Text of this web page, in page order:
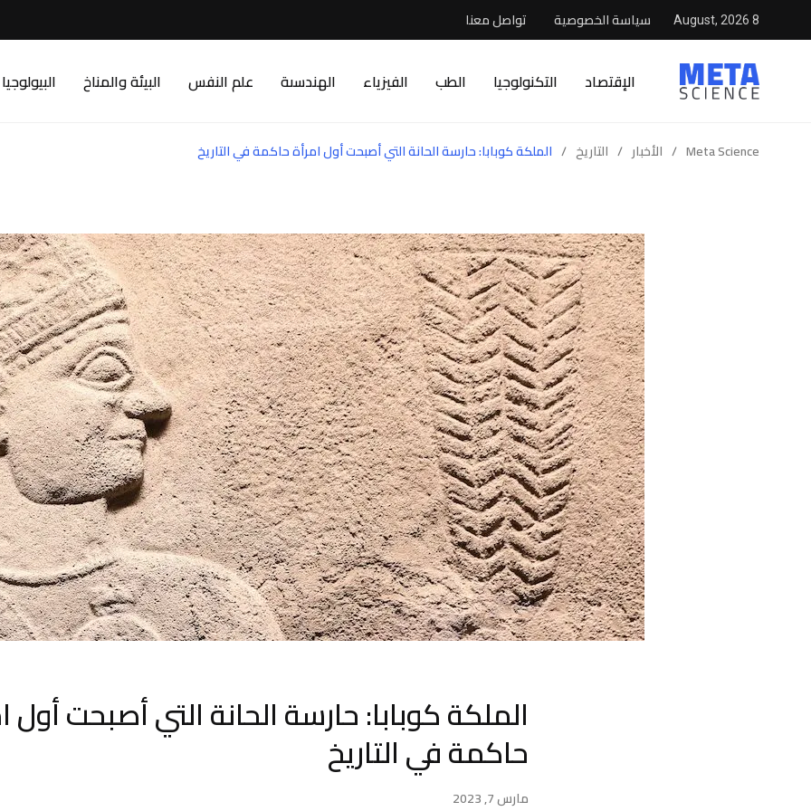
8 August, 2026 سياسة الخصوصية تواصل معنا
الإقتصاد التكنولوجيا الطب الفيزياء الهندسىة علم النفس البيئة والمناخ البيولوجيا
Meta Science
/ الأخبار / التاريخ / الملكة كوبابا: حارسة الحانة التي أصبحت أول امرأة حاكمة في التاريخ
الملكة كوبابا: حارسة الحانة التي أصبحت أول
حاكمة في التاريخ
مارس 7, 2023